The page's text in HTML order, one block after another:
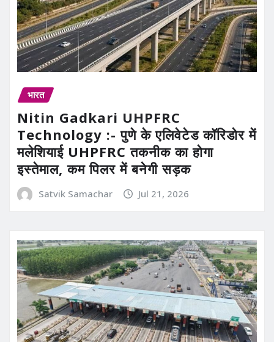
भारत
Nitin Gadkari UHPFRC
Technology :- पुणे के एलिवेटेड कॉरिडोर में
मलेशियाई UHPFRC तकनीक का होगा
इस्तेमाल, कम पिलर में बनेगी सड़क
Satvik Samachar Jul 21, 2026